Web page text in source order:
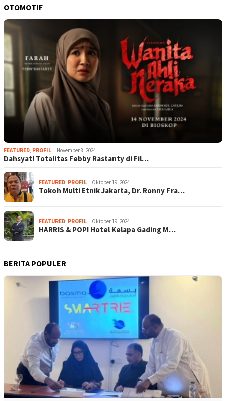
OTOMOTIF
FEATURED PROFIL November 8, 2024
Dahsyat! Totalitas Febby Rastanty di Fil…
FEATURED PROFIL Oktober 19, 2024
Tokoh Multi Etnik Jakarta, Dr. Ronny Fra…
FEATURED PROFIL Oktober 19, 2024
HARRIS & POP! Hotel Kelapa Gading M…
BERITA POPULER